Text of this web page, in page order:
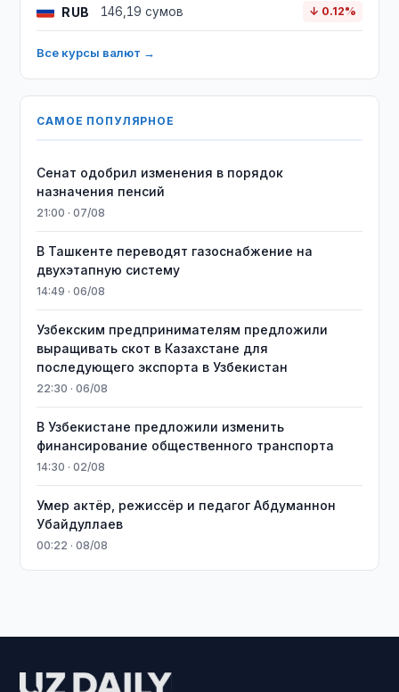
RUB 146,19 сумов ↓ 0.12%
Все курсы валют →
САМОЕ ПОПУЛЯРНОЕ
Сенат одобрил изменения в порядок
назначения пенсий
21:00 · 07/08
В Ташкенте переводят газоснабжение на
двухэтапную систему
14:49 · 06/08
Узбекским предпринимателям предложили
выращивать скот в Казахстане для
последующего экспорта в Узбекистан
22:30 · 06/08
В Узбекистане предложили изменить
финансирование общественного транспорта
14:30 · 02/08
Умер актёр, режиссёр и педагог Абдуманнон
Убайдуллаев
00:22 · 08/08